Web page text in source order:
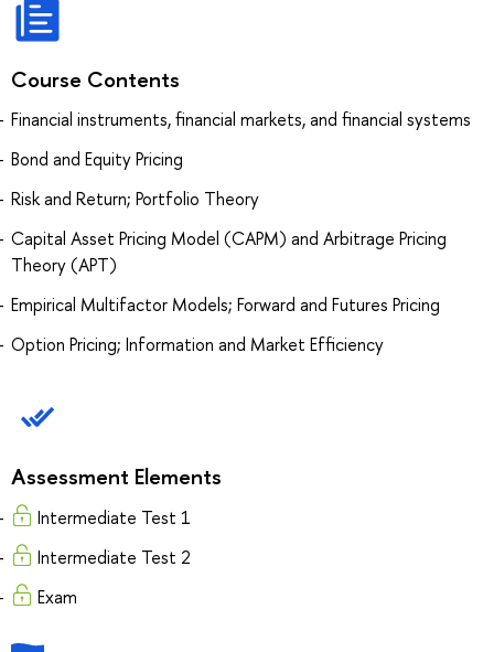
Course Contents
Financial instruments, financial markets, and financial systems
Bond and Equity Pricing
Risk and Return; Portfolio Theory
Capital Asset Pricing Model (CAPM) and Arbitrage Pricing
Theory (APT)
Empirical Multifactor Models; Forward and Futures Pricing
Option Pricing; Information and Market Efficiency
Assessment Elements
Intermediate Test 1
Intermediate Test 2
Exam